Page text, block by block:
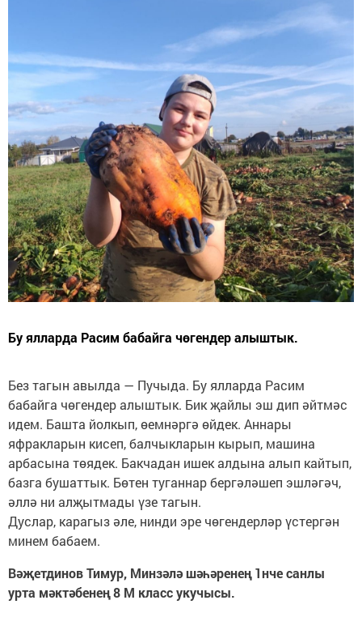
Бу ялларда Расим бабайга чөгендер алыштык.
Без тагын авылда — Пучыда. Бу ялларда Расим
бабайга чөгендер алыштык. Бик җайлы эш дип әйтмәс
идем. Башта йолкып, өемнәргә өйдек. Аннары
яфракларын кисеп, балчыкларын кырып, машина
арбасына төядек. Бакчадан ишек алдына алып кайтып,
базга бушаттык. Бөтен туганнар бергәләшеп эшләгәч,
әллә ни алҗытмады үзе тагын.
Дуслар, карагыз әле, нинди эре чөгендерләр үстергән
минем бабаем.
Вәҗетдинов Тимур, Минзәлә шәһәренең 1нче санлы
урта мәктәбенең 8 М класс укучысы.